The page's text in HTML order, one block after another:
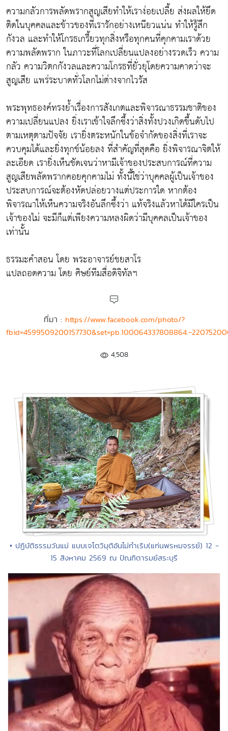
ความกลัวการพลัดพรากสูญเสียทำให้เราง่อยเปลี้ย ส่งผลให้ยึด
ติดในบุคคลและข้าวของที่เรารักอย่างเหนียวแน่น ทำให้รู้สึก
กังวล และทำให้โกรธเกรี้ยวทุกสิ่งหรือทุกคนที่คุกคามเราด้วย
ความพลัดพราก ในภาวะที่โลกเปลี่ยนแปลงอย่างรวดเร็ว ความ
กลัว ความวิตกกังวลและความโกรธที่ยั่วยุโดยความคาดว่าจะ
สูญเสีย แพร่ระบาดทั่วโลกไม่ต่างจากไวรัส
พระพุทธองค์ทรงย้ำเรื่องการสังเกตและพิจารณาธรรมชาติของ
ความเปลี่ยนแปลง ยิ่งเราเข้าใจลึกซึ้งว่าสิ่งทั้งปวงเกิดขึ้นดับไป
ตามเหตุตามปัจจัย เรายิ่งตระหนักในข้อจำกัดของสิ่งที่เราจะ
ควบคุมได้และยิ่งทุกข์น้อยลง ที่สำคัญที่สุดคือ ยิ่งพิจารณาจิตให้
ละเอียด เรายิ่งเห็นชัดเจนว่าหามีเจ้าของประสบการณ์ที่ความ
สูญเสียพลัดพรากคอยคุกคามไม่ ทั้งนี้ใช่ว่าบุคคลผู้เป็นเจ้าของ
ประสบการณ์จะต้องหัดปล่อยวางแต่ประการใด หากต้อง
พิจารณาให้เห็นความจริงอันลึกซึ้งว่า แท้จริงแล้วหาได้มีใครเป็น
เจ้าของไม่ จะมีก็แต่เพียงความหลงผิดว่ามีบุคคลเป็นเจ้าของ
เท่านั้น
ธรรมะคำสอน โดย พระอาจารย์ชยสาโร
แปลถอดความ โดย ศิษย์ทีมสื่อดิจิทัลฯ
ที่มา : https://www.facebook.com/photo/?
fbid=4599509200157730&set=pb.100064337808864.-
4,508
• ปฏิบัติธรรมวันแม่ แบบเจโตวิมุติอันไม่กำเริบ(แก่นพรหมจรรย์) 12 -
15 สิงหาคม 2569 ณ ปัณฑิตารมย์สระบุรี